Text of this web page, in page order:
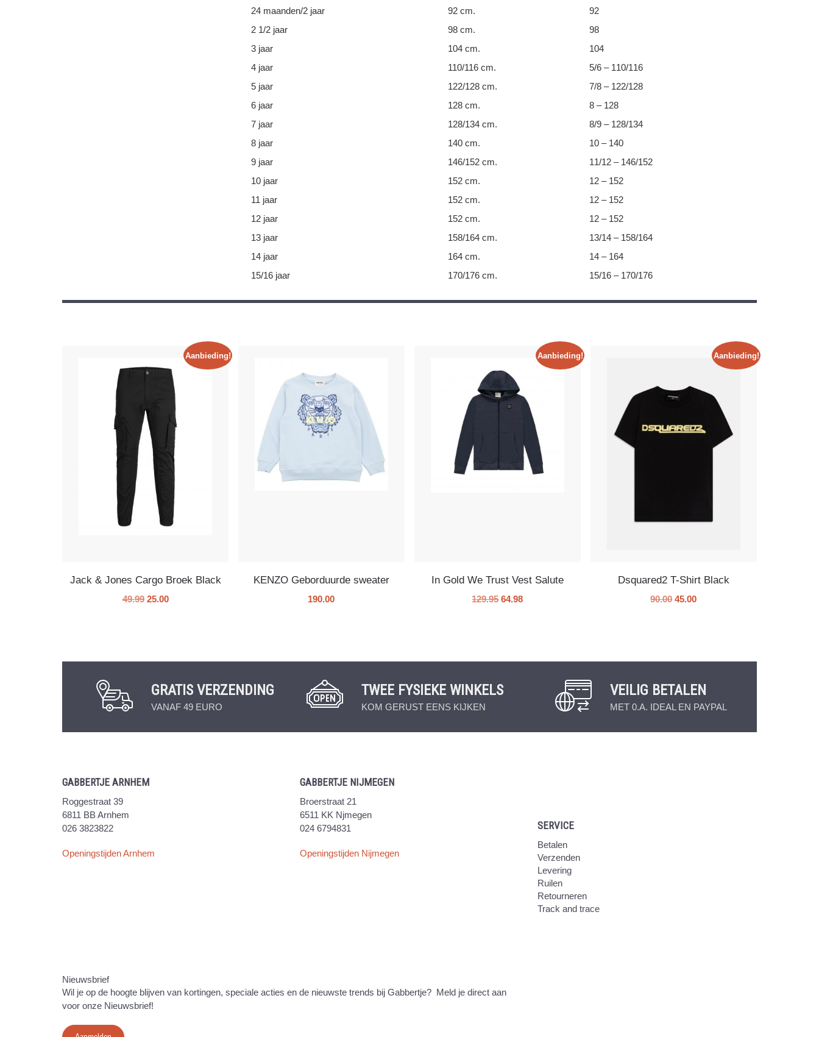
24 maanden/2 jaar
92 cm.
92
2 1/2 jaar
98 cm.
98
3 jaar
104 cm.
104
4 jaar
110/116 cm.
5/6 – 110/116
5 jaar
122/128 cm.
7/8 – 122/128
6 jaar
128 cm.
8 – 128
7 jaar
128/134 cm.
8/9 – 128/134
8 jaar
140 cm.
10 – 140
9 jaar
146/152 cm.
11/12 – 146/152
10 jaar
152 cm.
12 – 152
11 jaar
152 cm.
12 – 152
12 jaar
152 cm.
12 – 152
13 jaar
158/164 cm.
13/14 – 158/164
14 jaar
164 cm.
14 – 164
15/16 jaar
170/176 cm. 15/16 – 170/176
Aanbieding!
Jack & Jones Cargo Broek Black
49.99 25.00
KENZO Geborduurde sweater
190.00
Aanbieding!
In Gold We Trust Vest Salute
129.95 64.98
Aanbieding!
Dsquared2 T-Shirt Black
90.00 45.00
GRATIS VERZENDING
VANAF 49 EURO
TWEE FYSIEKE WINKELS
KOM GERUST EENS KIJKEN
VEILIG BETALEN
MET 0.A. IDEAL EN PAYPAL
GABBERTJE ARNHEM
Roggestraat 39
6811 BB Arnhem
026 3823822
Openingstijden Arnhem
GABBERTJE NIJMEGEN
Broerstraat 21
6511 KK Njmegen
024 6794831
Openingstijden Nijmegen
SERVICE
Betalen
Verzenden
Levering
Ruilen
Retourneren
Track and trace
Nieuwsbrief
Wil je op de hoogte blijven van kortingen, speciale acties en de nieuwste trends bij Gabbertje? Meld je direct aan
voor onze Nieuwsbrief!